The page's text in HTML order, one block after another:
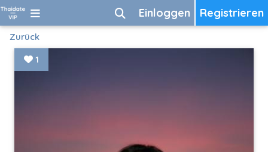
Registrieren
Einloggen
Zurück
1